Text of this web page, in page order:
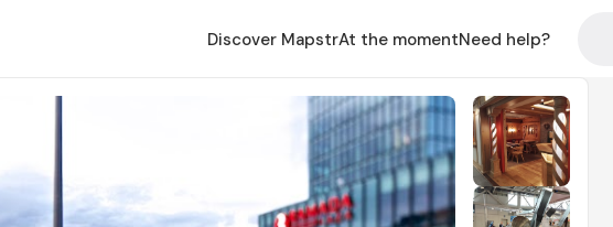
Discover MapstrAt the momentNeed help?